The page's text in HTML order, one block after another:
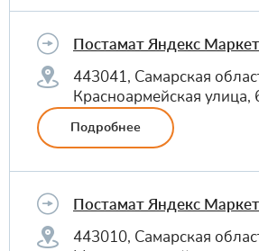
Постамат Яндекс Маркет
443041, Самарская
Красноармейская улица,
Подробнее
Постамат Яндекс Маркет
443010, Самарская